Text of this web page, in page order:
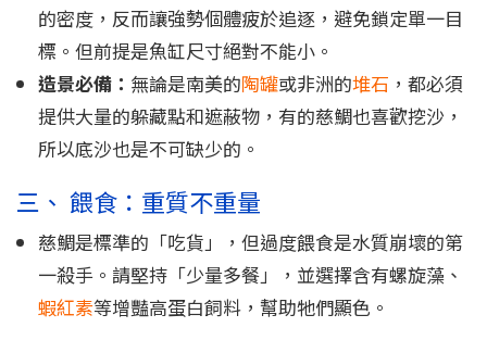
的密度，反而讓強勢個體疲於追逐，避免鎖定單一目
標。但前提是魚缸尺寸絕對不能小。
造景必備： 無論是南美的陶罐或非洲的堆石 ，都必須
提供大量的躲藏點和遮蔽物，有的慈鯛也喜歡挖沙，
所以底沙也是不可缺少的。
三、 餵食：重質不重量
慈鯛是標準的「吃貨」，但過度餵食是水質崩壞的第
一殺手。請堅持「少量多餐」，並選擇含有螺旋藻、
蝦紅素等增豔高蛋白飼料，幫助牠們顯色。